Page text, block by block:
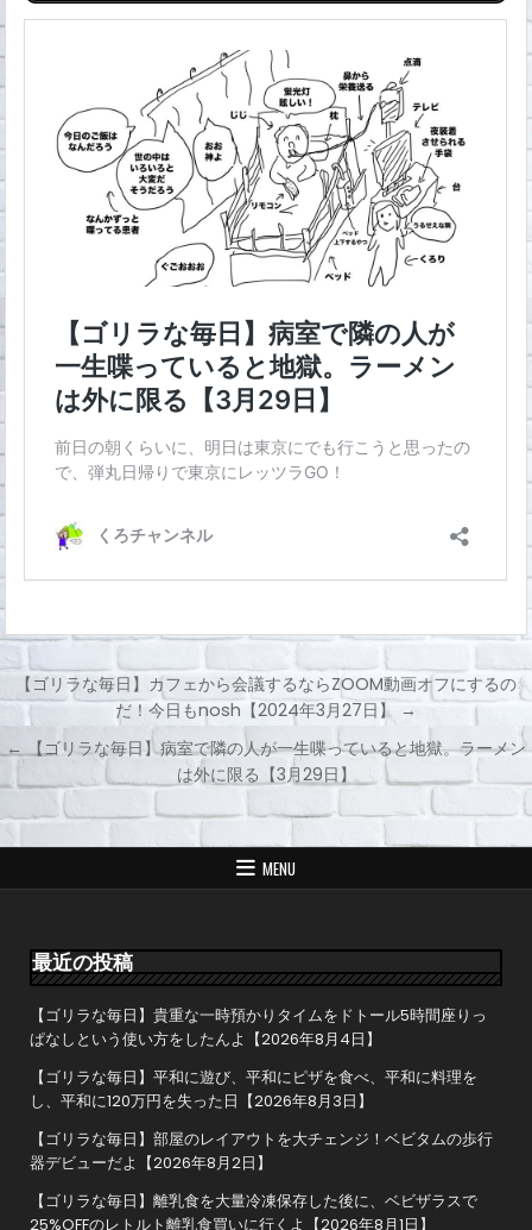
投
稿
ナ
ビ
ー
シ
ョ
【ゴリラな毎日】カフェから会議するならZOOM動画オフにするの
だ！今日もnosh【2024年3月27日】 →
← 【ゴリラな毎日】病室で隣の人が一生喋っていると地獄。ラーメン
は外に限る【3月29日】
MENU
最近の投稿
【ゴリラな毎日】貴重な一時預かりタイムをドトール5時間座りっ
ぱなしという使い方をしたんよ【2026年8月4日】
【ゴリラな毎日】平和に遊び、平和にピザを食べ、平和に料理を
し、平和に120万円を失った日【2026年8月3日】
【ゴリラな毎日】部屋のレイアウトを大チェンジ！ベビタムの歩行
器デビューだよ【2026年8月2日】
【ゴリラな毎日】離乳食を大量冷凍保存した後に、ベビザラスで
25%OFFのレトルト離乳食買いに行くよ【2026年8月1日】